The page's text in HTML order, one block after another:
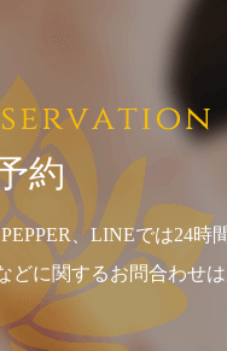
約
、LINEでは24時
どに関するお問合わせ